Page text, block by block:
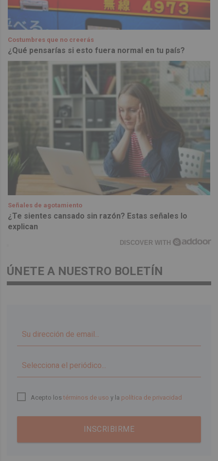
Costumbres que no creerás
¿Qué pensarías si esto fuera normal en tu país?
Señales de agotamiento
¿Te sientes cansado sin razón? Estas señales lo
explican
DISCOVER WITH
ÚNETE A NUESTRO BOLETÍN
Acepto lostérminos de uso y la política de privacidad
INSCRIBIRME